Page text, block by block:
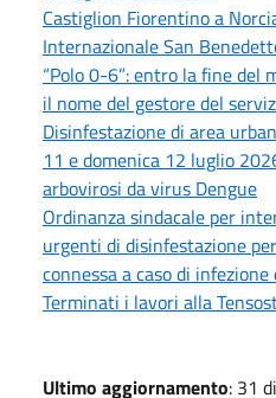
Castiglion Fiorentino a
Internazionale San
“Polo 0-6”: entro la fine del
il nome del gestore del
Disinfestazione di area
11 e domenica 12 luglio
arbovirosi da virus Dengue
Ordinanza sindacale per
urgenti di disinfestazione
connessa a caso di
Terminati i lavori alla
Ultimo aggiornamento: 31